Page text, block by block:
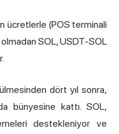
ücretlerle (POS terminali
SOL, USDT-SOL
dört yıl sonra,
bünyesine kattı. SOL,
destekleniyor ve